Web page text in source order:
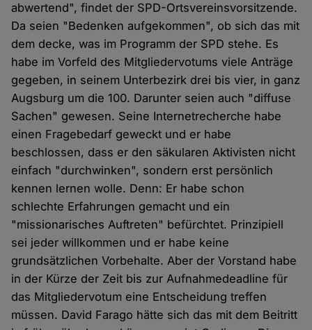
abwertend", findet der SPD-Ortsvereinsvorsitzende.
Da seien "Bedenken aufgekommen", ob sich das mit
dem decke, was im Programm der SPD stehe. Es
habe im Vorfeld des Mitgliedervotums viele Anträge
gegeben, in seinem Unterbezirk drei bis vier, in ganz
Augsburg um die 100. Darunter seien auch "diffuse
Sachen" gewesen. Seine Internetrecherche habe
einen Fragebedarf geweckt und er habe
beschlossen, dass er den säkularen Aktivisten nicht
einfach "durchwinken", sondern erst persönlich
kennen lernen wolle. Denn: Er habe schon
schlechte Erfahrungen gemacht und ein
"missionarisches Auftreten" befürchtet. Prinzipiell
sei jeder willkommen und er habe keine
grundsätzlichen Vorbehalte. Aber der Vorstand habe
in der Kürze der Zeit bis zur Aufnahmedeadline für
das Mitgliedervotum eine Entscheidung treffen
müssen. David Farago hätte sich das mit dem Beitritt